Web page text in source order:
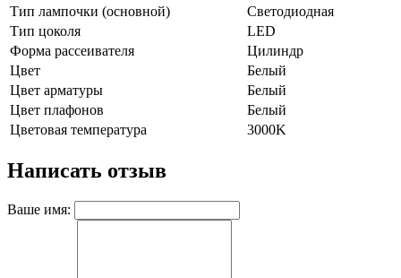
Тип лампочки (основной)
Светодиодная
Тип цоколя
LED
Форма рассеивателя
Цилиндр
Цвет
Белый
Цвет арматуры
Белый
Цвет плафонов
Белый
Цветовая температура
3000K
Написать отзыв
Ваше имя: